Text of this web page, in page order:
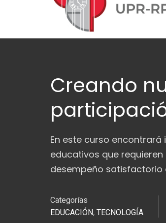
Creando
En este curso
educativos que
desempeño satisfactorio
Categorías
EDUCACIÓN,TECNOLOGÍA